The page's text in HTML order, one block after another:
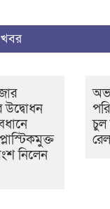
উদ্বোধন
নিলেন
চুল